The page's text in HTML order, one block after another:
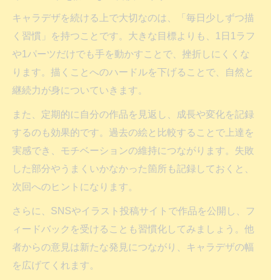
キャラデザを続ける上で大切なのは、「毎日少しずつ描
く習慣」を持つことです。大きな目標よりも、1日1ラフ
や1パーツだけでも手を動かすことで、挫折しにくくな
ります。描くことへのハードルを下げることで、自然と
継続力が身についていきます。
また、定期的に自分の作品を見返し、成長や変化を記録
するのも効果的です。過去の絵と比較することで上達を
実感でき、モチベーションの維持につながります。失敗
した部分やうまくいかなかった箇所も記録しておくと、
次回へのヒントになります。
さらに、SNSやイラスト投稿サイトで作品を公開し、フ
ィードバックを受けることも習慣化してみましょう。他
者からの意見は新たな発見につながり、キャラデザの幅
を広げてくれます。